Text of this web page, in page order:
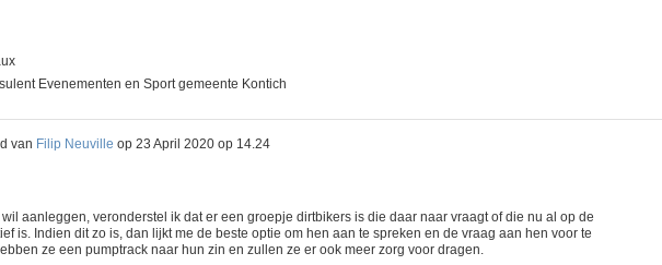
Evenementen en Sport gemeente Kontich
van Filip Neuville op 23 April 2020 op 14.24
aanleggen, veronderstel ik dat er een groepje dirtbikers is die daar naar vraagt of die nu al op de
is. Indien dit zo is, dan lijkt me de beste optie om hen aan te spreken en de vraag aan hen voor te
ze een pumptrack naar hun zin en zullen ze er ook meer zorg voor dragen.